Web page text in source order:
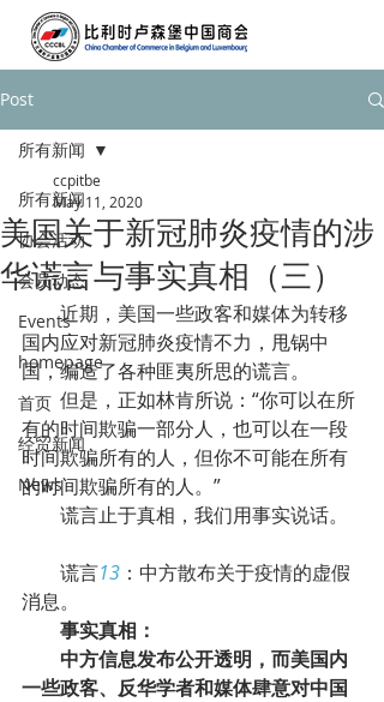
Post
所有新闻
协会活动
会员动态
Events
homepage
首页
经贸新闻
News
所有新闻
美国关于新冠肺炎疫情的涉
华谎言与事实真相（三）
ccpitbe
May 11, 2020
        近期，美国一些政客和媒体为转移
国内应对新冠肺炎疫情不力，甩锅中
国，编造了各种匪夷所思的谎言。
        但是，正如林肯所说：“你可以在所
有的时间欺骗一部分人，也可以在一段
时间欺骗所有的人，但你不可能在所有
的时间欺骗所有的人。”
        谎言止于真相，我们用事实说话。
        谎言
13 ：中方散布关于疫情的虚假
消息。
事实真相：
中方信息发布公开透明，而美国内
一些政客、反华学者和媒体肆意对中国